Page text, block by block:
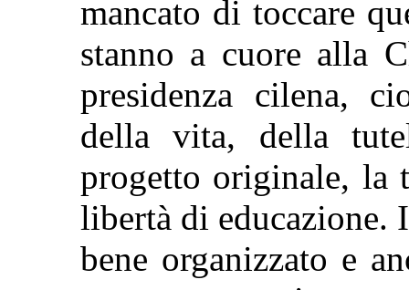
mancato di toccare
stanno a cuore alla
presidenza cilena,
della vita, della
progetto originale, la
libertà di educazione.
bene organizzato e